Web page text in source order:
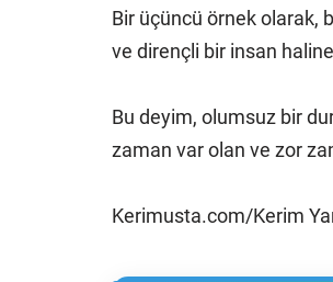
Bir üçüncü örnek olarak,
ve dirençli bir insan
Bu deyim, olumsuz bir
zaman var olan ve zor
Kerimusta.com/Kerim